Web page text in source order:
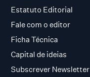
Estatuto Editorial
Fale com o editor
Ficha Técnica
Capital de ideias
Subscrever Newsletter